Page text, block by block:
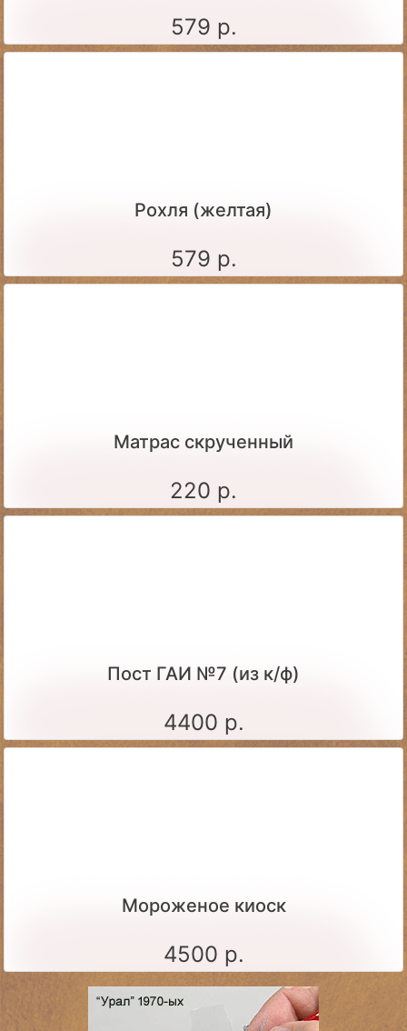
579 р.
Рохля (желтая)
579 р.
Матрас скрученный
220 р.
Пост ГАИ №7 (из к/ф)
4400 р.
Мороженое киоск
4500 р.